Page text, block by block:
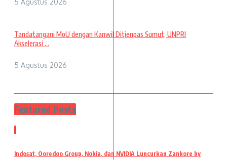
5 Agustus 2026
Tandatangani MoU dengan Kanwil Ditjenpas Sumut, UNPRI
Akselerasi ...
5 Agustus 2026
Featured Posts
1
Indosat, Ooredoo Group, Nokia, dan NVIDIA Luncurkan Zankore by